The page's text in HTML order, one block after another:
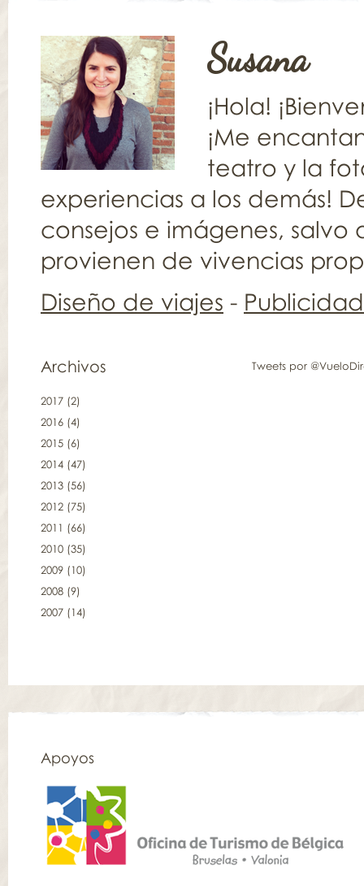
Susana
¡Hola!
¡Me
teatro y la
experiencias a los demás!
consejos e imágenes,
provienen de vivencias
Diseño de viajes -
Archivos
2017 (2)
2016 (4)
2015 (6)
2014 (47)
2013 (56)
2012 (75)
2011 (66)
2010 (35)
2009 (10)
2008 (9)
2007 (14)
Tweets por
Apoyos